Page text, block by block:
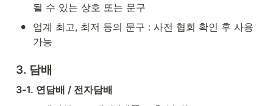
될 수 있는 상호 또는 문구
•
업계 최고, 최저 등의 문구 : 사전 협회 확인 후 사용
가능
3. 담배
3-1. 연담배 / 전자담배